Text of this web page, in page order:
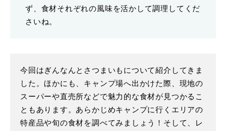
ず、食材それぞれの風味を活かして調理してくだ
さいね。
今回はぎんなんとさつまいもについて紹介してきま
した。ほかにも、キャンプ場へ出かけた際、現地の
スーパーや直売所などで魅力的な食材が見つかるこ
ともあります。あらかじめキャンプに行くエリアの
特産品や旬の食材を調べてみましょう！そして、レ